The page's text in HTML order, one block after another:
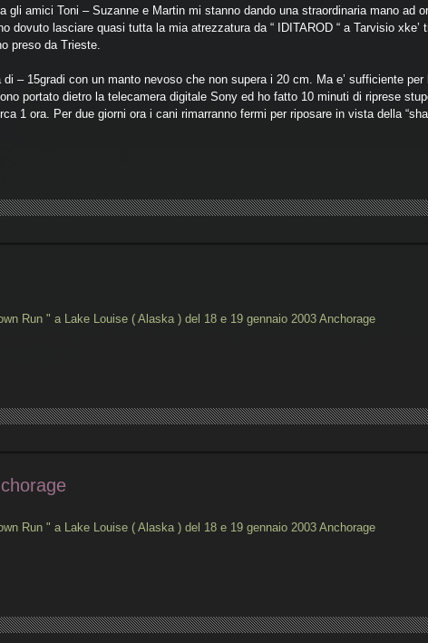
gli amici Toni – Suzanne e Martin mi stanno dando una straordinaria mano ad
dovuto lasciare quasi tutta la mia atrezzatura da “ IDITAROD “ a Tarvisio
preso da Trieste.
– 15gradi con un manto nevoso che non supera i 20 cm. Ma e’ sufficiente
portato dietro la telecamera digitale Sony ed ho fatto 10 minuti di riprese
1 ora. Per due giorni ora i cani rimarranno fermi per riposare in vista della
Run " a Lake Louise ( Alaska ) del 18 e 19 gennaio 2003 Anchorage
Run " a Lake Louise ( Alaska ) del 18 e 19 gennaio 2003 Anchorage